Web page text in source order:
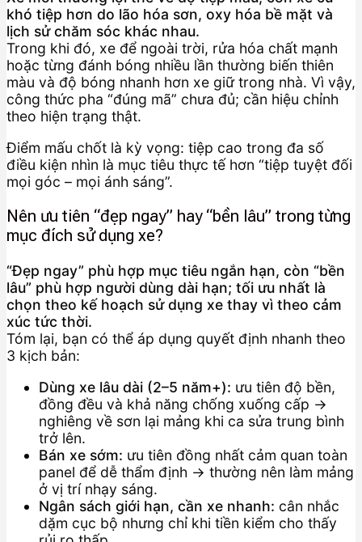
khó tiệp hơn do lão hóa sơn, oxy hóa bề mặt và
lịch sử chăm sóc khác nhau.
Trong khi đó, xe để ngoài trời, rửa hóa chất mạnh
hoặc từng đánh bóng nhiều lần thường biến thiên
màu và độ bóng nhanh hơn xe giữ trong nhà. Vì vậy,
công thức pha “đúng mã” chưa đủ; cần hiệu chỉnh
theo hiện trạng thật.
Điểm mấu chốt là kỳ vọng: tiệp cao trong đa số
điều kiện nhìn là mục tiêu thực tế hơn “tiệp tuyệt đối
mọi góc – mọi ánh sáng”.
Nên ưu tiên “đẹp ngay” hay “bền lâu” trong từng
mục đích sử dụng xe?
“Đẹp ngay” phù hợp mục tiêu ngắn hạn, còn “bền
lâu” phù hợp người dùng dài hạn; tối ưu nhất là
chọn theo kế hoạch sử dụng xe thay vì theo cảm
xúc tức thời.
Tóm lại, bạn có thể áp dụng quyết định nhanh theo
3 kịch bản:
Dùng xe lâu dài (2–5 năm+): ưu tiên độ bền,
đồng đều và khả năng chống xuống cấp →
nghiêng về sơn lại mảng khi ca sửa trung bình
trở lên.
Bán xe sớm: ưu tiên đồng nhất cảm quan toàn
panel để dễ thẩm định → thường nên làm mảng
ở vị trí nhạy sáng.
Ngân sách giới hạn, cần xe nhanh: cân nhắc
dặm cục bộ nhưng chỉ khi tiền kiểm cho thấy